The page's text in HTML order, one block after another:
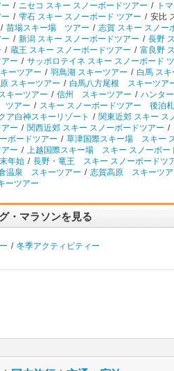
/ ニセコ スキー スノーボードツアー /
ト
/ 雫石 スキー スノーボード ツアー / 安比
/ 苗場スキー場 ツアー / 志賀 スキー スノー
/ 新潟 スキー スノーボードツアー / 長野
/ 蔵王 スキー スノーボードツアー / 富良野
ー / サッポロテイネ スキー スノーボード
ーツアー / 羽鳥湖 スキーツアー / 白馬 ス
スキーツアー / 白馬八方尾根 スキーツア
キーツアー / 信州 スキーツアー / ハンタ
ツアー / スキー スノーボードツアー 後泊
ア白神スキーリゾート / 関東近郊 スキー ス
ー / 関西近郊 スキー スノーボードツアー /
ボードツアー / 草津国際スキー場 スキー
ー / 上越国際スキー場 スキー スノーボー
年始 / 長野・竜王 スキー スノーボードツ
温泉 スキーツアー / 志賀高原 スキーツ
ーツアー
・マラソンを見る
/ 冬季アクティビティー